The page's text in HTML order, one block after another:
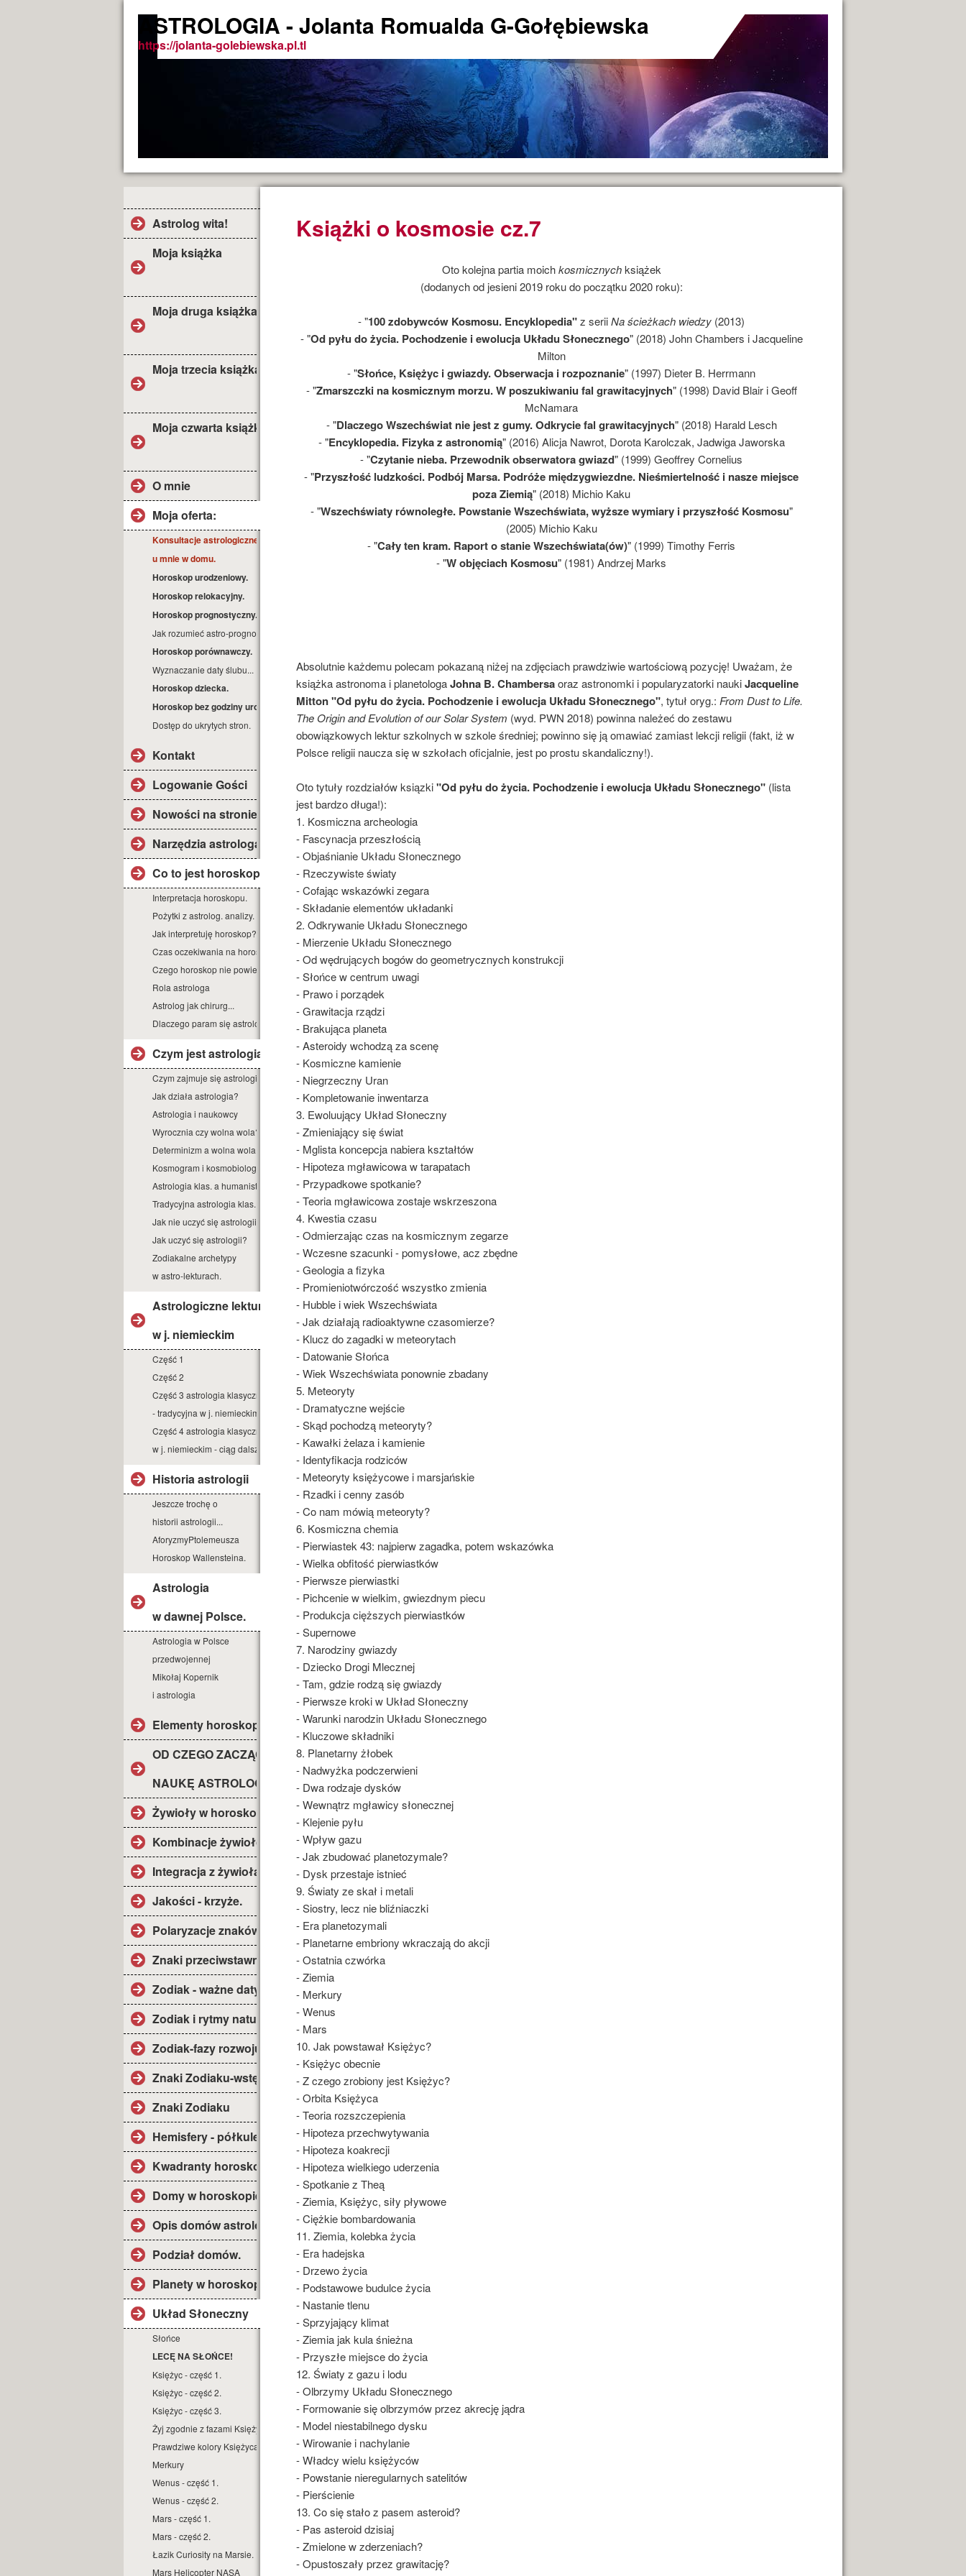
ASTROLOGIA - Jolanta Romualda G-Gołębiewska
https://jolanta-golebiewska.pl.tl
Astrolog wita!
Moja książka
Moja druga książka
Moja trzecia książka
Moja czwarta książka
O mnie
Moja oferta:
Konsultacje astrologiczne
u mnie w domu.
Horoskop urodzeniowy.
Horoskop relokacyjny.
Horoskop prognostyczny.
Jak rozumieć astro-prognozę?
Horoskop porównawczy.
Wyznaczanie daty ślubu...
Horoskop dziecka.
Horoskop bez godziny urodz.
Dostęp do ukrytych stron.
Kontakt
Logowanie Gości
Nowości na stronie.
Narzędzia astrologa
Co to jest horoskop?
Interpretacja horoskopu.
Pożytki z astrolog. analizy.
Jak interpretuję horoskop?
Czas oczekiwania na horoskop.
Czego horoskop nie powie?
Rola astrologa
Astrolog jak chirurg...
Dlaczego param się astrologią?
Czym jest astrologia?
Czym zajmuje się astrologia?
Jak działa astrologia?
Astrologia i naukowcy
Wyrocznia czy wolna wola?
Determinizm a wolna wola.
Kosmogram i kosmobiologia.
Astrologia klas. a humanist.
Tradycyjna astrologia klas.
Jak nie uczyć się astrologii.
Jak uczyć się astrologii?
Zodiakalne archetypy
w astro-lekturach.
Astrologiczne lektury
w j. niemieckim
Część 1
Część 2
Część 3 astrologia klasyczna
- tradycyjna w j. niemieckim
Część 4 astrologia klasyczna
w j. niemieckim - ciąg dalszy
Historia astrologii
Jeszcze trochę o
historii astrologii...
AforyzmyPtolemeusza
Horoskop Wallensteina.
Astrologia
w dawnej Polsce.
Astrologia w Polsce
przedwojennej
Mikołaj Kopernik
i astrologia
Elementy horoskopu.
OD CZEGO ZACZĄĆ
NAUKĘ ASTROLOGII?
Żywioły w horoskopie.
Kombinacje żywiołów.
Integracja z żywiołami.
Jakości - krzyże.
Polaryzacje znaków.
Znaki przeciwstawne.
Zodiak - ważne daty.
Zodiak i rytmy natury.
Zodiak-fazy rozwoju.
Znaki Zodiaku-wstęp.
Znaki Zodiaku
Hemisfery - półkule.
Kwadranty horoskopu.
Domy w horoskopie.
Opis domów astrolog.
Podział domów.
Planety w horoskopie.
Układ Słoneczny
Słońce
LECĘ NA SŁOŃCE!
Księżyc - część 1.
Księżyc - część 2.
Księżyc - część 3.
Żyj zgodnie z fazami Księżyca.
Prawdziwe kolory Księżyca.
Merkury
Wenus - część 1.
Wenus - część 2.
Mars - część 1.
Mars - część 2.
Łazik Curiosity na Marsie.
Mars Helicopter NASA
Książki o kosmosie cz.7
Oto kolejna partia moichkosmicznychksiążek
(dodanych od jesieni 2019 roku do początku 2020 roku):
- "100 zdobywców Kosmosu. Encyklopedia"z seriiNa ścieżkach wiedzy (2013)
- "Od pyłu do życia. Pochodzenie i ewolucja Układu Słonecznego" (2018) John Chambers i Jacqueline
Milton
- "Słońce, Księżyc i gwiazdy. Obserwacja i rozpoznanie" (1997) Dieter B. Herrmann
- "Zmarszczki na kosmicznym morzu. W poszukiwaniu fal grawitacyjnych" (1998) David Blair i Geoff
McNamara
- "Dlaczego Wszechświat nie jest z gumy. Odkrycie fal grawitacyjnych" (2018) Harald Lesch
- "Encyklopedia. Fizyka z astronomią" (2016) Alicja Nawrot, Dorota Karolczak, Jadwiga Jaworska
- "Czytanie nieba. Przewodnik obserwatora gwiazd" (1999) Geoffrey Cornelius
- "Przyszłość ludzkości. Podbój Marsa. Podróże międzygwiezdne. Nieśmiertelność i nasze miejsce
poza Ziemią" (2018) Michio Kaku
- "Wszechświaty równoległe. Powstanie Wszechświata, wyższe wymiary i przyszłość Kosmosu"
(2005) Michio Kaku
- "Cały ten kram. Raport o stanie Wszechświata(ów)" (1999) Timothy Ferris
- "W objęciach Kosmosu" (1981) Andrzej Marks
Absolutnie każdemu polecam pokazaną niżej na zdjęciach prawdziwie wartościową pozycję! Uważam, że
książka astronoma i planetologaJohna B. Chambersaoraz astronomki i popularyzatorki naukiJacqueline
Mitton "Od pyłu do życia. Pochodzenie i ewolucja Układu Słonecznego", tytuł oryg.: From Dust to Life.
The Origin and Evolution of our Solar System (wyd. PWN 2018) powinna należeć do zestawu
obowiązkowych lektur szkolnych w szkole średniej; powinno się ją omawiać zamiast lekcji religii (fakt, iż w
Polsce religii naucza się w szkołach oficjalnie, jest po prostu skandaliczny!).
Oto tytuły rozdziałów ksiązki"Od pyłu do życia. Pochodzenie i ewolucja Układu Słonecznego" (lista
jest bardzo długa!):
1. Kosmiczna archeologia
- Fascynacja przeszłością
- Objaśnianie Układu Słonecznego
- Rzeczywiste światy
- Cofając wskazówki zegara
- Składanie elementów układanki
2. Odkrywanie Układu Słonecznego
- Mierzenie Układu Słonecznego
- Od wędrujących bogów do geometrycznych konstrukcji
- Słońce w centrum uwagi
- Prawo i porządek
- Grawitacja rządzi
- Brakująca planeta
- Asteroidy wchodzą za scenę
- Kosmiczne kamienie
- Niegrzeczny Uran
- Kompletowanie inwentarza
3. Ewoluujący Układ Słoneczny
- Zmieniający się świat
- Mglista koncepcja nabiera kształtów
- Hipoteza mgławicowa w tarapatach
- Przypadkowe spotkanie?
- Teoria mgławicowa zostaje wskrzeszona
4. Kwestia czasu
- Odmierzając czas na kosmicznym zegarze
- Wczesne szacunki - pomysłowe, acz zbędne
- Geologia a fizyka
- Promieniotwórczość wszystko zmienia
- Hubble i wiek Wszechświata
- Jak działają radioaktywne czasomierze?
- Klucz do zagadki w meteorytach
- Datowanie Słońca
- Wiek Wszechświata ponownie zbadany
5. Meteoryty
- Dramatyczne wejście
- Skąd pochodzą meteoryty?
- Kawałki żelaza i kamienie
- Identyfikacja rodziców
- Meteoryty księżycowe i marsjańskie
- Rzadki i cenny zasób
- Co nam mówią meteoryty?
6. Kosmiczna chemia
- Pierwiastek 43: najpierw zagadka, potem wskazówka
- Wielka obfitość pierwiastków
- Pierwsze pierwiastki
- Pichcenie w wielkim, gwiezdnym piecu
- Produkcja cięższych pierwiastków
- Supernowe
7. Narodziny gwiazdy
- Dziecko Drogi Mlecznej
- Tam, gdzie rodzą się gwiazdy
- Pierwsze kroki w Układ Słoneczny
- Warunki narodzin Układu Słonecznego
- Kluczowe składniki
8. Planetarny żłobek
- Nadwyżka podczerwieni
- Dwa rodzaje dysków
- Wewnątrz mgławicy słonecznej
- Klejenie pyłu
- Wpływ gazu
- Jak zbudować planetozymale?
- Dysk przestaje istnieć
9. Światy ze skał i metali
- Siostry, lecz nie bliźniaczki
- Era planetozymali
- Planetarne embriony wkraczają do akcji
- Ostatnia czwórka
- Ziemia
- Merkury
- Wenus
- Mars
10. Jak powstawał Księżyc?
- Księżyc obecnie
- Z czego zrobiony jest Księżyc?
- Orbita Księżyca
- Teoria rozszczepienia
- Hipoteza przechwytywania
- Hipoteza koakrecji
- Hipoteza wielkiego uderzenia
- Spotkanie z Theą
- Ziemia, Księżyc, siły pływowe
- Ciężkie bombardowania
11. Ziemia, kolebka życia
- Era hadejska
- Drzewo życia
- Podstawowe budulce życia
- Nastanie tlenu
- Sprzyjający klimat
- Ziemia jak kula śnieżna
- Przyszłe miejsce do życia
12. Światy z gazu i lodu
- Olbrzymy Układu Słonecznego
- Formowanie się olbrzymów przez akrecję jądra
- Model niestabilnego dysku
- Wirowanie i nachylanie
- Władcy wielu księżyców
- Powstanie nieregularnych satelitów
- Pierścienie
13. Co się stało z pasem asteroid?
- Pas asteroid dzisiaj
- Zmielone w zderzeniach?
- Opustoszały przez grawitację?